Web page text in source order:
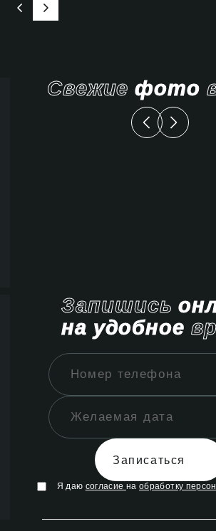
Свежиефото
Запишись
на удобное
Записаться
Я даю согласие наобработку